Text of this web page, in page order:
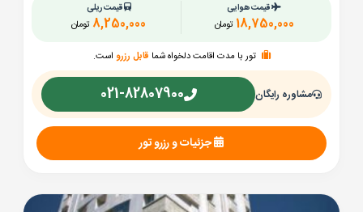
قیمت هوایی
تومان 18,750,000
قیمت ریلی
تومان 8,250,000
تور با مدت اقامت دلخواه شما قابل رزرو است.
مشاوره رایگان 021-82807900
جزئیات و رزرو تور